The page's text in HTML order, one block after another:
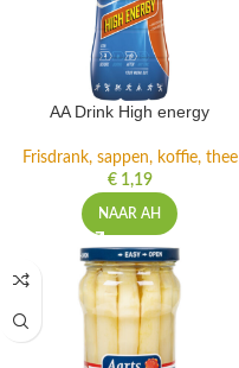
AA Drink High energy
Frisdrank, sappen, koffie, thee
€1,19
NAAR AH